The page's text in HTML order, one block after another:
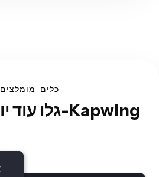
כלים מומלצים
גלו עוד יותר תכונות ב-Kapwing